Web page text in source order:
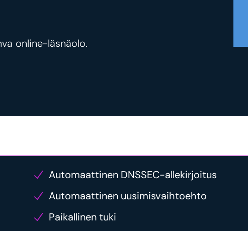
online-läsnäolo.
Automaattinen DNSSEC-allekirjoitus
Automaattinen uusimisvaihtoehto
Paikallinen tuki